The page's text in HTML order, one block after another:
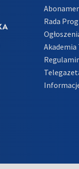
Rada
Akademia